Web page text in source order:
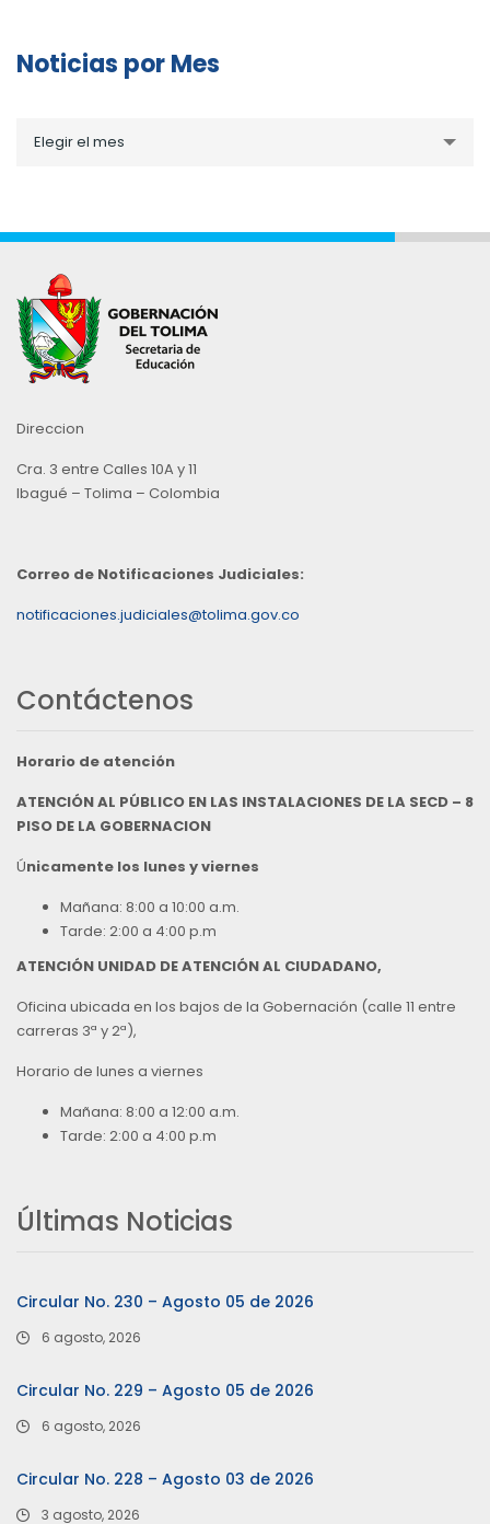
Noticias por Mes
porElegir el mes
Direccion
Cra. 3 entre Calles 10A y 11
Ibagué – Tolima – Colombia
Correo de Notificaciones Judiciales:
notificaciones.judiciales@tolima.gov.co
Contáctenos
Horario de atención
ATENCIÓN AL PÚBLICO EN LAS INSTALACIONES DE LA SECD – 8
PISO DE LA GOBERNACION
Únicamente los lunes y viernes
Mañana: 8:00 a 10:00 a.m.
Tarde: 2:00 a 4:00 p.m
ATENCIÓN UNIDAD DE ATENCIÓN AL CIUDADANO,
Oficina ubicada en los bajos de la Gobernación (calle 11 entre
carreras 3ª y 2ª),
Horario de lunes a viernes
Mañana: 8:00 a 12:00 a.m.
Tarde: 2:00 a 4:00 p.m
Últimas Noticias
Circular No. 230 – Agosto 05 de 2026
6 agosto, 2026
Circular No. 229 – Agosto 05 de 2026
6 agosto, 2026
Circular No. 228 – Agosto 03 de 2026
3 agosto, 2026